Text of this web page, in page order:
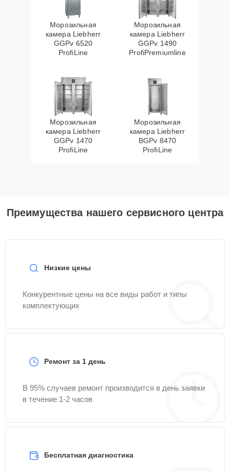
Морозильная
камера Liebherr
GGPv 6520
ProfiLine
Морозильная
камера Liebherr
GGPv 1490
ProfiPremiumline
Морозильная
камера Liebherr
GGPv 1470
ProfiLine
Морозильная
камера Liebherr
BGPv 8470
ProfiLine
Преимущества нашего сервисного центра
Низкие цены
Конкурентные цены на все виды работ и типы
комплектующих
Ремонт за 1 день
В 95% случаев ремонт производится в день заявки
в течение 1-2 часов
Бесплатная диагностика